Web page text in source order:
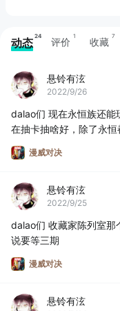
动态 24 评价 1 收藏 7
悬铃有泫
2022/9/26
dalao们 现在永恒族还能
在抽卡抽啥好，除了永恒
漫威对决
悬铃有泫
2022/9/25
dalao们 收藏家陈列室那
说要等三期
漫威对决
悬铃有泫